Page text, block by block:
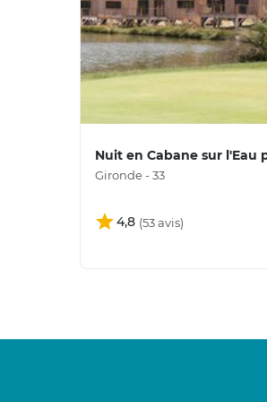
Nuit en Cabane sur l'Eau
Gironde - 33
4,8